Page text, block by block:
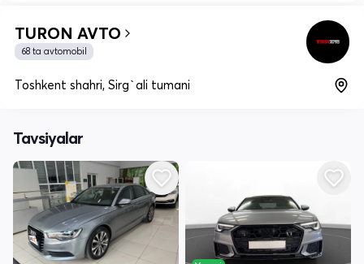
TURON AVTO
68 ta avtomobil
Toshkent shahri, Sirg`ali tumani
Tavsiyalar